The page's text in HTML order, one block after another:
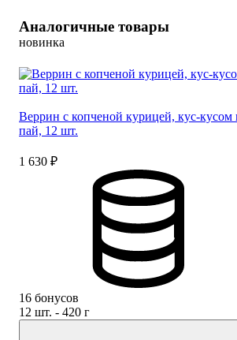
Аналогичные товары
новинка
Веррин с копченой курицей, кус-кусом
пай, 12 шт.
1 630 ₽
16 бонусов
12 шт. - 420 г